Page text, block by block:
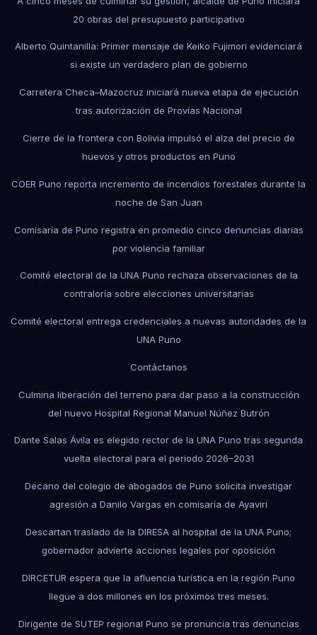
20 obras del presupuesto participativo
Alberto Quintanilla: Primer mensaje de Keiko Fujimori evidenciará
si existe un verdadero plan de gobierno
Carretera Checa–Mazocruz iniciará nueva etapa de ejecución
tras autorización de Provías Nacional
Cierre de la frontera con Bolivia impulsó el alza del precio de
huevos y otros productos en Puno
COER Puno reporta incremento de incendios forestales durante la
noche de San Juan
Comisaría de Puno registra en promedio cinco denuncias diarias
por violencia familiar
Comité electoral de la UNA Puno rechaza observaciones de la
contraloría sobre elecciones universitarias
Comité electoral entrega credenciales a nuevas autoridades de la
UNA Puno
Contáctanos
Culmina liberación del terreno para dar paso a la construcción
del nuevo Hospital Regional Manuel Núñez Butrón
Dante Salas Ávila es elegido rector de la UNA Puno tras segunda
vuelta electoral para el periodo 2026–2031
Decano del colegio de abogados de Puno solicita investigar
agresión a Danilo Vargas en comisaría de Ayaviri
Descartan traslado de la DIRESA al hospital de la UNA Puno;
gobernador advierte acciones legales por oposición
DIRCETUR espera que la afluencia turística en la región Puno
llegue a dos millones en los próximos tres meses.
Dirigente de SUTEP regional Puno se pronuncia tras denuncias